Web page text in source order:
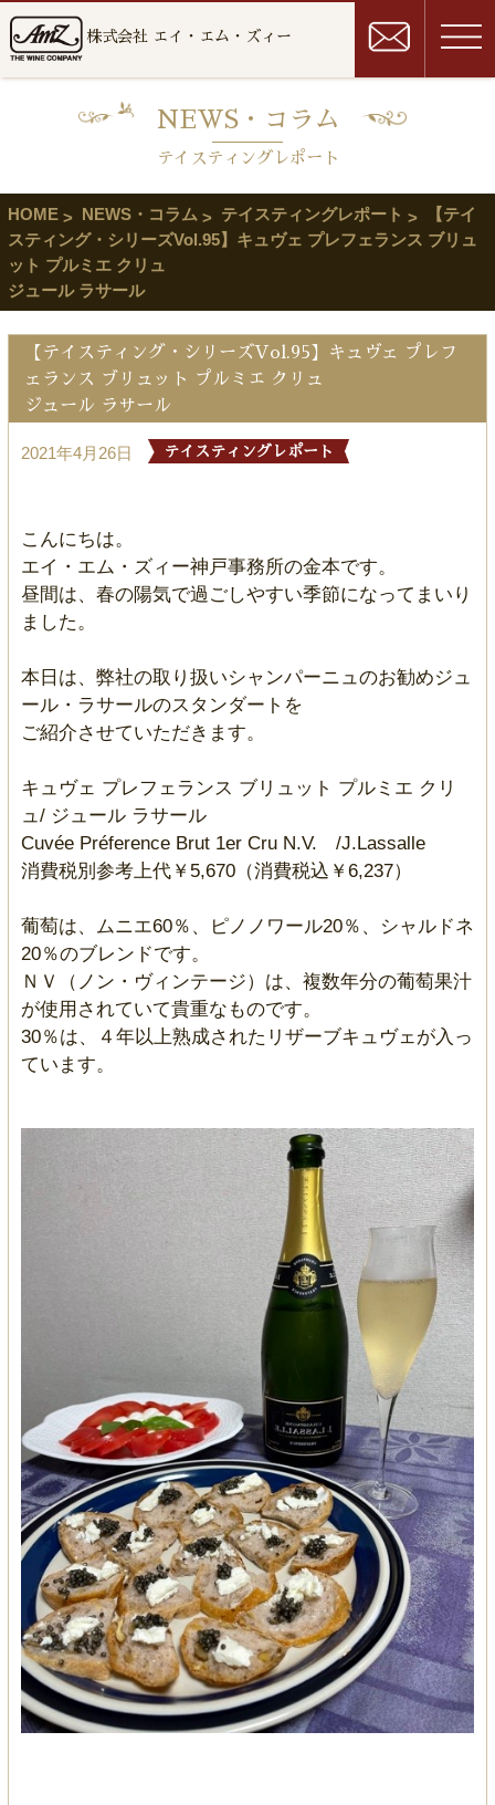
株式会社 エイ・エム・ズィー
NEWS・コラム
テイスティングレポート
HOME NEWS・コラム テイスティングレポート
【テイ
スティング・シリーズVol.95】キュヴェ プレフェランス ブリュ
ット プルミエ クリュ
ジュール ラサール
【テイスティング・シリーズVol.95】キュヴェ プレフ
ェランス ブリュット プルミエ クリュ
ジュール ラサール
2021年4月26日 テイスティングレポート
こんにちは。
エイ・エム・ズィー神戸事務所の金本です。
昼間は、春の陽気で過ごしやすい季節になってまいり
ました。
本日は、弊社の取り扱いシャンパーニュのお勧めジュ
ール・ラサールのスタンダートを
ご紹介させていただきます。
キュヴェ プレフェランス ブリュット プルミエ クリ
ュ/ ジュール ラサール
Cuvée Préference Brut 1er Cru N.V. /J.Lassalle
消費税別参考上代￥5,670（消費税込￥6,237）
葡萄は、ムニエ60％、ピノノワール20％、シャルドネ
20％のブレンドです。
ＮＶ（ノン・ヴィンテージ）は、複数年分の葡萄果汁
が使用されていて貴重なものです。
30％は、４年以上熟成されたリザーブキュヴェが入っ
ています。